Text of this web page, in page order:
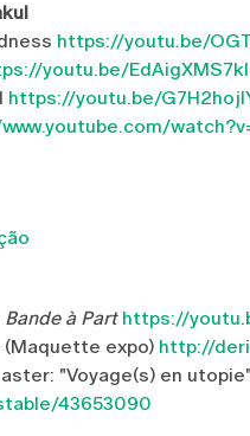
https://youtu.be/
youtu.be/EdAigXMS7kI
https://youtu.be/
Bande à Part https://
expo) http://
"Voyage(s) en
43653090